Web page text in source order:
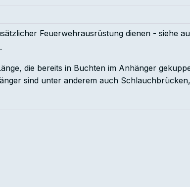
Feuerwehrausrüstung dienen - siehe
die bereits in Buchten im Anhänger
sind unter anderem auch